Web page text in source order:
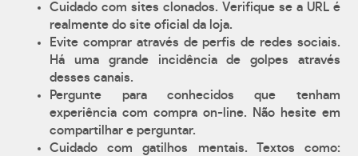
Cuidado com sites clonados. Verifique se a URL é
realmente do site oficial da loja.
Evite comprar através de perfis de redes sociais.
Há uma grande incidência de golpes através
desses canais.
Pergunte para conhecidos que tenham
experiência com compra on-line. Não hesite em
compartilhar e perguntar.
Cuidado com gatilhos mentais. Textos como: